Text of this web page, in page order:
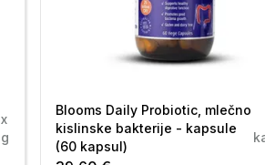
94,29 %
116,6 %
121,4 %
Blooms Daily Probiotic, mlečno
kislinske bakterije - kapsule
(60 kapsul)